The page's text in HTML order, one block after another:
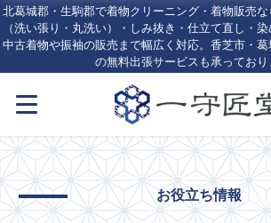
北葛城郡・生駒郡で着物クリーニング・着物販売
（洗い張り・丸洗い）・しみ抜き・仕立て直し・
中古着物や振袖の販売まで幅広く対応。香芝市・
の無料出張サービスも承っており
お役立ち情報